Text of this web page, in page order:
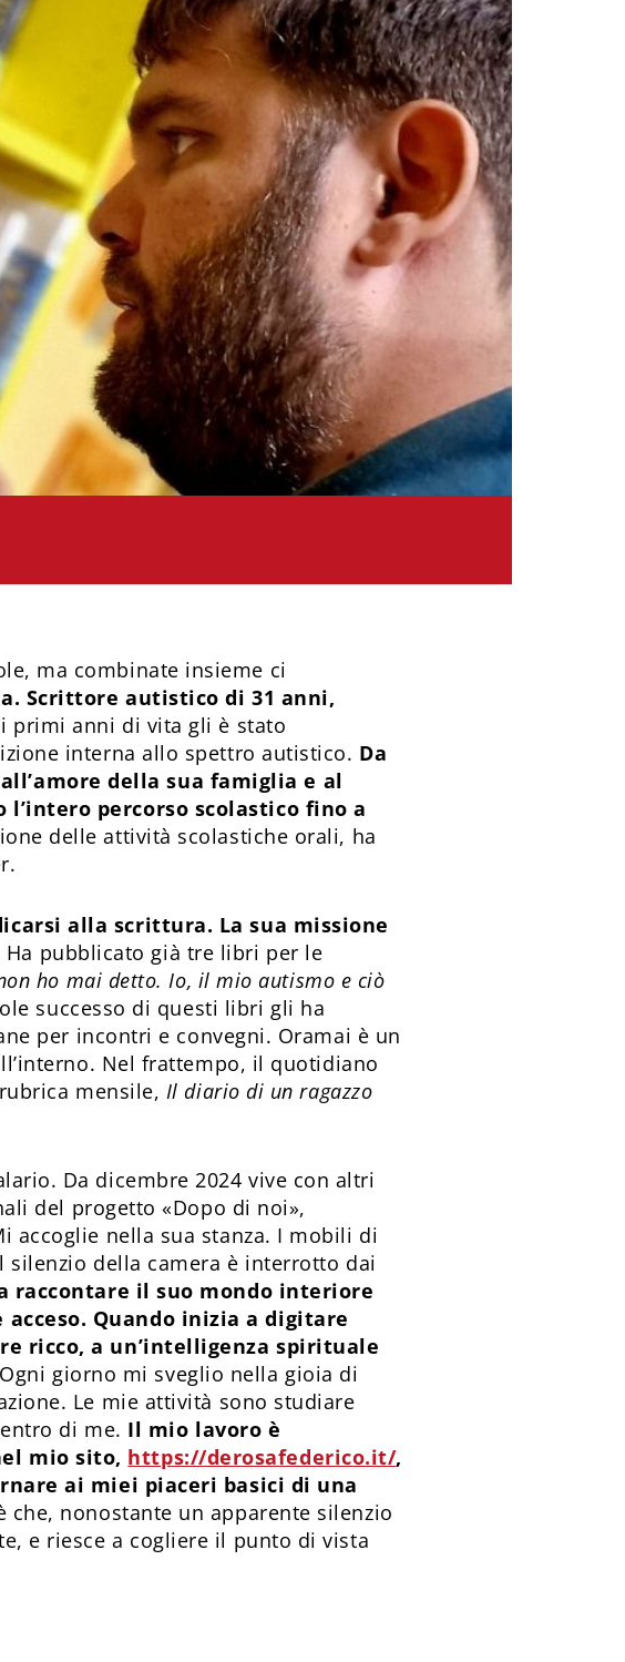
ma combinate insieme ci
Scrittore autistico di 31 anni,
primi anni di vita gli è stato
interna allo spettro autistico. Da
della sua famiglia e al
percorso scolastico fino a
delle attività scolastiche orali, ha
alla scrittura. La sua missione
Ha pubblicato già tre libri per le
ho mai detto. Io, il mio autismo e ciò
successo di questi libri gli ha
per incontri e convegni. Oramai è un
Nel frattempo, il quotidiano
mensile, Il diario di un ragazzo
Da dicembre 2024 vive con altri
del progetto «Dopo di noi»,
accoglie nella sua stanza. I mobili di
silenzio della camera è interrotto dai
raccontare il suo mondo interiore
Quando inizia a digitare
ricco, a un’intelligenza spirituale
giorno mi sveglio nella gioia di
Le mie attività sono studiare
di me. Il mio lavoro è
mio sito, https://derosafederico.it/,
ai miei piaceri basici di una
che, nonostante un apparente silenzio
e riesce a cogliere il punto di vista